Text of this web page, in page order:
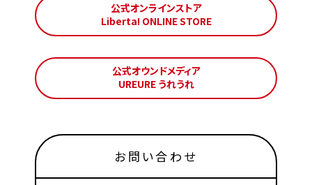
公式オンラインストア
Liberta! ONLINE STORE
公式オウンドメディア
UREURE うれうれ
お問い合わせ